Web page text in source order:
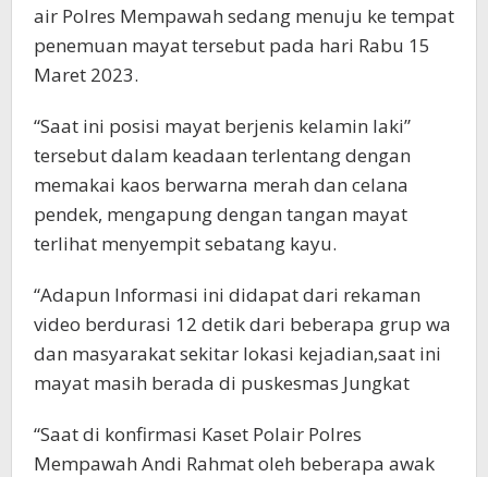
air Polres Mempawah sedang menuju ke tempat
penemuan mayat tersebut pada hari Rabu 15
Maret 2023.
“Saat ini posisi mayat berjenis kelamin laki”
tersebut dalam keadaan terlentang dengan
memakai kaos berwarna merah dan celana
pendek, mengapung dengan tangan mayat
terlihat menyempit sebatang kayu.
“Adapun Informasi ini didapat dari rekaman
video berdurasi 12 detik dari beberapa grup wa
dan masyarakat sekitar lokasi kejadian,saat ini
mayat masih berada di puskesmas Jungkat
“Saat di konfirmasi Kaset Polair Polres
Mempawah Andi Rahmat oleh beberapa awak